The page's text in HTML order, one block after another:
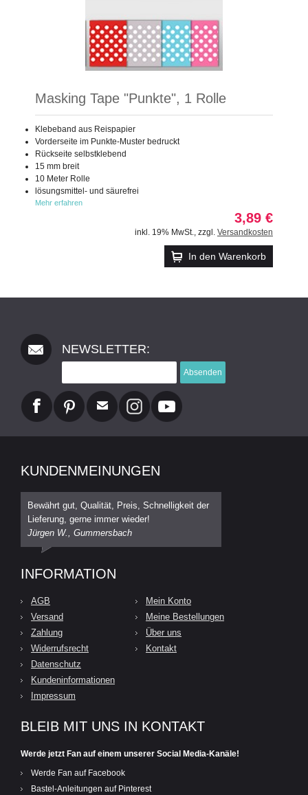
Masking Tape "Punkte", 1 Rolle
Klebeband aus Reispapier
Vorderseite im Punkte-Muster bedruckt
Rückseite selbstklebend
15 mm breit
10 Meter Rolle
lösungsmittel- und säurefrei
Mehr erfahren
3,89 €
inkl. 19% MwSt. zzgl. Versandkosten
In den Warenkorb
NEWSLETTER:
Absenden
KUNDENMEINUNGEN
Bewährt gut, Qualität, Preis, Schnelligkeit der
Lieferung, gerne immer wieder!
Jürgen W., Gummersbach
INFORMATION
AGB
Versand
Zahlung
Widerrufsrecht
Datenschutz
Kundeninformationen
Impressum
Mein Konto
Meine Bestellungen
Über uns
Kontakt
BLEIB MIT UNS IN KONTAKT
Werde jetzt Fan auf einem unserer Social Media-Kanäle!
Werde Fan auf Facebook
Bastel-Anleitungen auf Pinterest